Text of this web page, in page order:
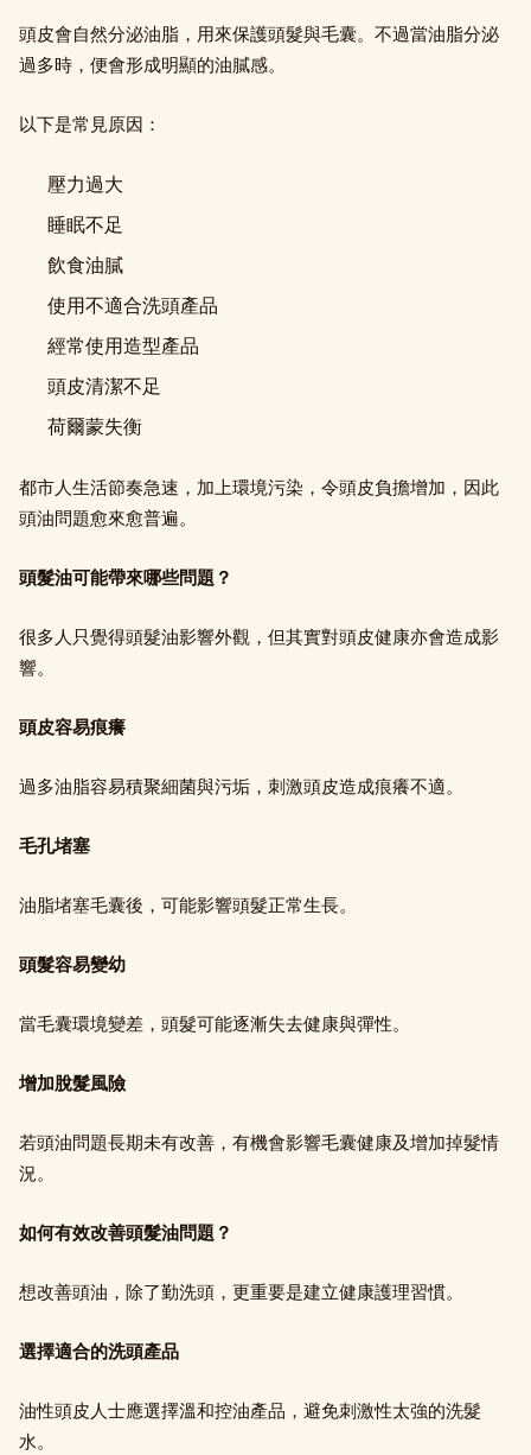
頭皮會自然分泌油脂，用來保護頭髮與毛囊。不過當油脂分泌
過多時，便會形成明顯的油膩感。
以下是常見原因：
壓力過大
睡眠不足
飲食油膩
使用不適合洗頭產品
經常使用造型產品
頭皮清潔不足
荷爾蒙失衡
都市人生活節奏急速，加上環境污染，令頭皮負擔增加，因此
頭油問題愈來愈普遍。
頭髮油可能帶來哪些問題？
很多人只覺得頭髮油影響外觀，但其實對頭皮健康亦會造成影
響。
頭皮容易痕癢
過多油脂容易積聚細菌與污垢，刺激頭皮造成痕癢不適。
毛孔堵塞
油脂堵塞毛囊後，可能影響頭髮正常生長。
頭髮容易變幼
當毛囊環境變差，頭髮可能逐漸失去健康與彈性。
增加脫髮風險
若頭油問題長期未有改善，有機會影響毛囊健康及增加掉髮情
況。
如何有效改善頭髮油問題？
想改善頭油，除了勤洗頭，更重要是建立健康護理習慣。
選擇適合的洗頭產品
油性頭皮人士應選擇溫和控油產品，避免刺激性太強的洗髮
水。